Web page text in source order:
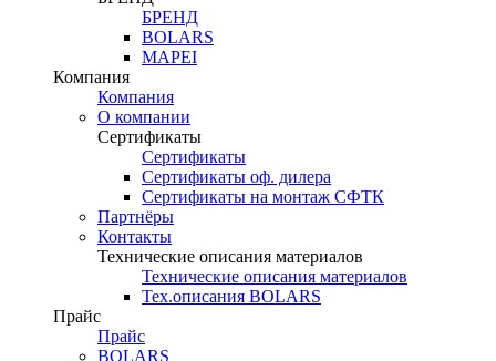
БРЕНД
BOLARS
MAPEI
Компания
Компания
О компании
Сертификаты
Сертификаты
Сертификаты оф. дилера
Сертификаты на монтаж СФТК
Партнёры
Контакты
Технические описания материалов
Технические описания материалов
Тех.описания BOLARS
Прайс
Прайс
BOLARS